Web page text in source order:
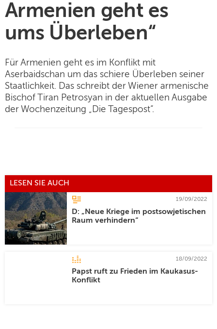
Armenien geht es
ums Überleben“
Für Armenien geht es im Konflikt mit
Aserbaidschan um das schiere Überleben seiner
Staatlichkeit. Das schreibt der Wiener armenische
Bischof Tiran Petrosyan in der aktuellen Ausgabe
der Wochenzeitung „Die Tagespost“.
LESEN SIE AUCH
19/09/2022
D: „Neue Kriege im postsowjetischen
Raum verhindern“
18/09/2022
Papst ruft zu Frieden im Kaukasus-
Konflikt